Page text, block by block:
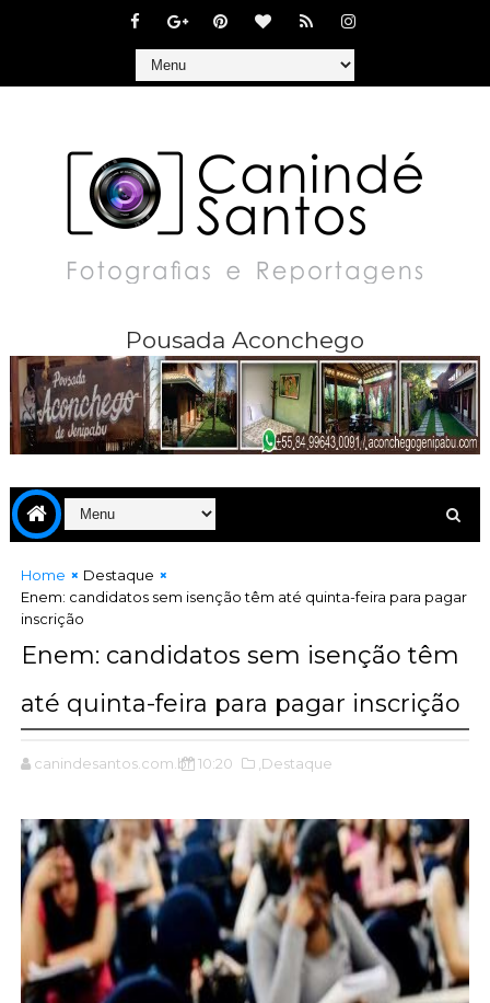
Pousada Aconchego
Home
Destaque
Enem: candidatos sem isenção têm até quinta-feira para pagar
inscrição
Enem: candidatos sem isenção têm
até quinta-feira para pagar inscrição
canindesantos.com.br 10:20 ,Destaque